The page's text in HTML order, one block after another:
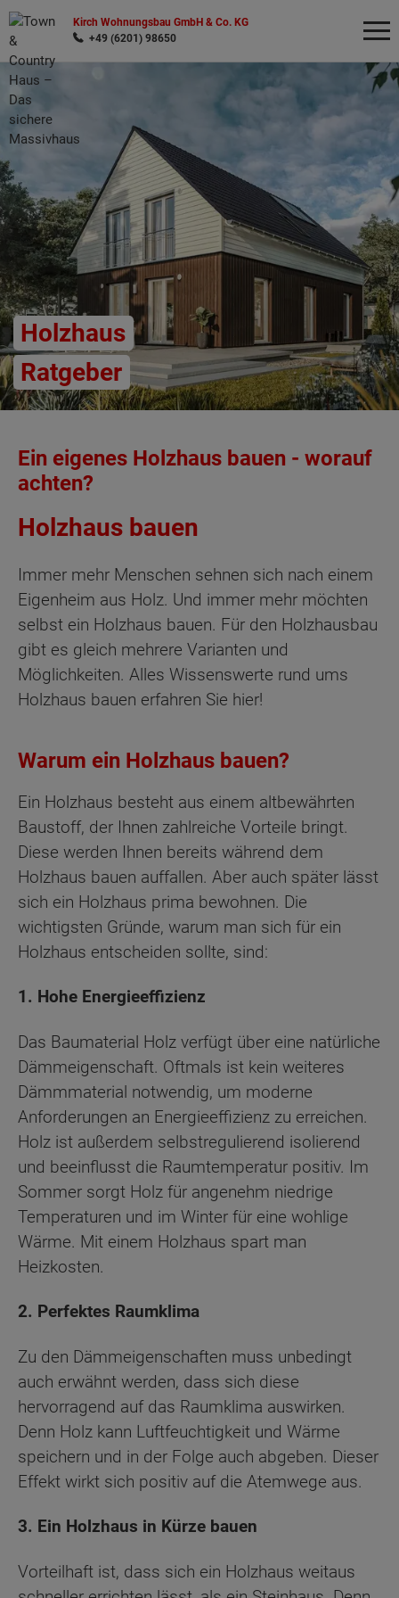
Kirch Wohnungsbau GmbH & Co. KG
+49 (6201) 98650
Holzhaus
Ratgeber
Ein eigenes Holzhaus bauen - worauf
achten?
Holzhaus bauen
Immer mehr Menschen sehnen sich nach einem
Eigenheim aus Holz. Und immer mehr möchten
selbst ein Holzhaus bauen. Für den Holzhausbau
gibt es gleich mehrere Varianten und
Möglichkeiten. Alles Wissenswerte rund ums
Holzhaus bauen erfahren Sie hier!
Warum ein Holzhaus bauen?
Ein Holzhaus besteht aus einem altbewährten
Baustoff, der Ihnen zahlreiche Vorteile bringt.
Diese werden Ihnen bereits während dem
Holzhaus bauen auffallen. Aber auch später lässt
sich ein Holzhaus prima bewohnen. Die
wichtigsten Gründe, warum man sich für ein
Holzhaus entscheiden sollte, sind:
1. Hohe Energieeffizienz
Das Baumaterial Holz verfügt über eine natürliche
Dämmeigenschaft. Oftmals ist kein weiteres
Dämmmaterial notwendig, um moderne
Anforderungen an Energieeffizienz zu erreichen.
Holz ist außerdem selbstregulierend isolierend
und beeinflusst die Raumtemperatur positiv. Im
Sommer sorgt Holz für angenehm niedrige
Temperaturen und im Winter für eine wohlige
Wärme. Mit einem Holzhaus spart man
Heizkosten.
2. Perfektes Raumklima
Zu den Dämmeigenschaften muss unbedingt
auch erwähnt werden, dass sich diese
hervorragend auf das Raumklima auswirken.
Denn Holz kann Luftfeuchtigkeit und Wärme
speichern und in der Folge auch abgeben. Dieser
Effekt wirkt sich positiv auf die Atemwege aus.
3. Ein Holzhaus in Kürze bauen
Vorteilhaft ist, dass sich ein Holzhaus weitaus
Wonach möchten Sie suchen?